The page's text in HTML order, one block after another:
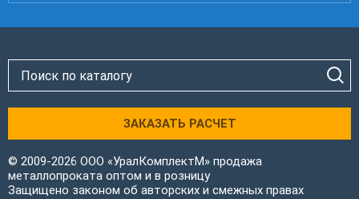
ЗАКАЗАТЬ РАСЧЕТ
© 2009-2026 ООО «УралКомплектМ» продажа
металлопроката оптом и в розницу
Защищено законом об авторских и смежных правах